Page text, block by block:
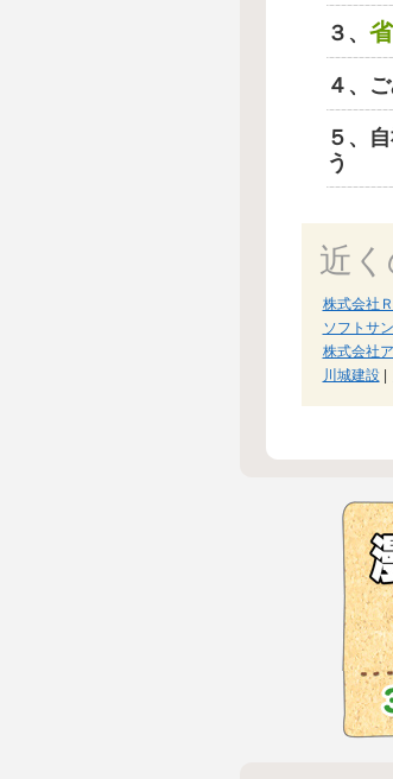
３、
４、
５、
う
近
株式会社
ソフトサ
株式会社
川城建設|